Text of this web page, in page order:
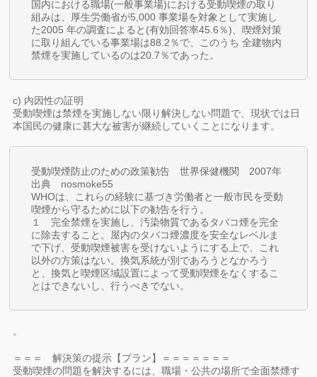
国内における職場(一般事業場)における受動喫煙の取り
組みは、厚生労働省が5,000 事業場を対象として実施し
た2005 年の調査によると(有効回答率45.6％)、喫煙対策
に取り組んでいる事業場は88.2％で、このうち 全建物内
禁煙を実施しているのは20.7％であった。
c) 内因性の証明
受動喫煙は禁煙を実施しない限り解決しない問題で、現状では日
本国民の健康に甚大な被害が継続していくことになります。
受動喫煙防止のための政策勧告 世界保健機関 2007年
出典 nosmoke55
WHOは、これらの経験に基づき労働者と一般市民を受動
喫煙から守るために以下の勧告を行う。
１ 完全禁煙を実施し、汚染物質であるタバコ煙を完全
に除去すること。屋内のタバコ煙濃度を安全なレベルま
で下げ、受動喫煙被害を受けないようにする上で、これ
以外の方策はない。換気系統が別であろうとなかろう
と、換気と喫煙区域設置によって受動喫煙をなくするこ
とはできないし、行うべきでない。
。
＝＝＝ 解決策の提示【プラン】＝＝＝＝＝＝＝
受動喫煙の問題を解決するには、職場・公共の場所で全面禁煙す